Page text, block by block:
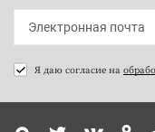
Я даю согласие на